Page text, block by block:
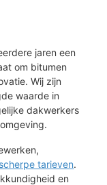
jaren een
om bitumen
Wij zijn
waarde in
dakwerkers
scherpe tarieven.
en